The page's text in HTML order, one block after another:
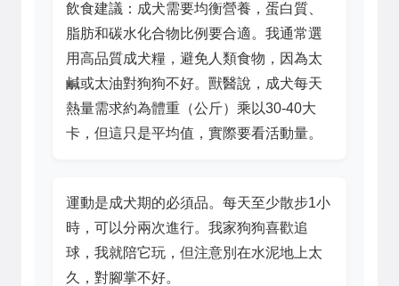
飲食建議：成犬需要均衡營養，蛋白質、
脂肪和碳水化合物比例要合適。我通常選
用高品質成犬糧，避免人類食物，因為太
鹹或太油對狗狗不好。獸醫說，成犬每天
熱量需求約為體重（公斤）乘以30-40大
卡，但這只是平均值，實際要看活動量。
運動是成犬期的必須品。每天至少散步1小
時，可以分兩次進行。我家狗狗喜歡追
球，我就陪它玩，但注意別在水泥地上太
久，對腳掌不好。